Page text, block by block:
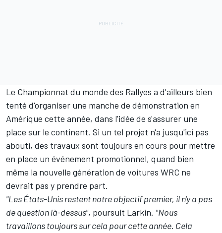
Le Championnat du monde des Rallyes a d'ailleurs bien
tenté d'organiser une manche de démonstration en
Amérique cette année, dans l'idée de s'assurer une
place sur le continent. Si un tel projet n'a jusqu'ici pas
abouti, des travaux sont toujours en cours pour mettre
en place un événement promotionnel, quand bien
même la nouvelle génération de voitures WRC ne
devrait pas y prendre part.
"Les États-Unis restent notre objectif premier, il n'y a pas
de question là-dessus", poursuit Larkin. "Nous
travaillons toujours sur cela pour cette année. Cela